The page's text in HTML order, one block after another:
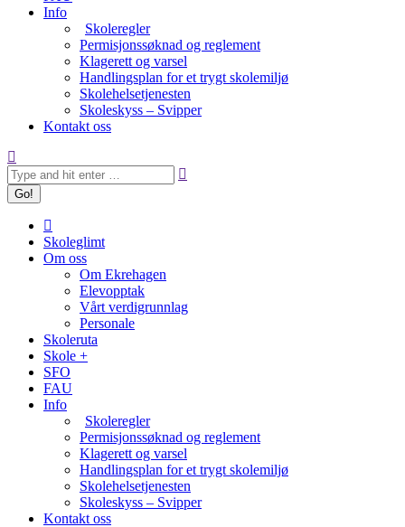
Info
Skoleregler
Permisjonssøknad og reglement
Klagerett og varsel
Handlingsplan for et trygt skolemiljø
Skolehelsetjenesten
Skoleskyss – Svipper
Kontakt oss
Search:
Skoleglimt
Om oss
Om Ekrehagen
Elevopptak
Vårt verdigrunnlag
Personale
Skoleruta
Skole +
SFO
FAU
Info
Skoleregler
Permisjonssøknad og reglement
Klagerett og varsel
Handlingsplan for et trygt skolemiljø
Skolehelsetjenesten
Skoleskyss – Svipper
Kontakt oss